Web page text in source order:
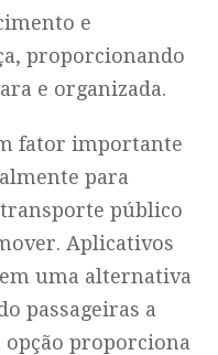
e
proporcionando
e organizada.
fator importante
para
público
Aplicativos
uma alternativa
passageiras a
proporciona